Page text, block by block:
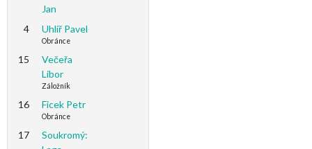
Jan
4
Uhlíř Pavel
Obránce
15
Večeřa
Libor
Záložník
16 Ficek Petr
Obránce
17
Soukromý: